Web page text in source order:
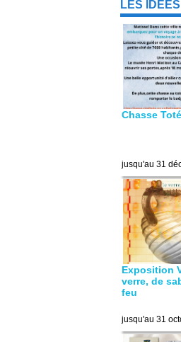
LES
Chasse
jusqu'au 31
Exposition
verre, de
feu
jusqu'au 31